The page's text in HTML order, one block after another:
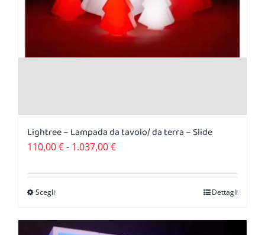
Lightree – Lampada da tavolo/ da terra – Slide
110,00€- 1.037,00€Fascia
prezzo:
Scegli
ha
Dettagli